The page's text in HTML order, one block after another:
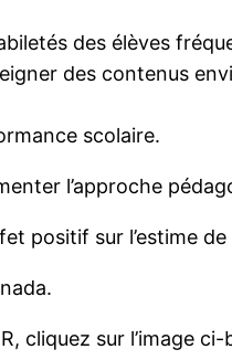
des élèves
des contenus
scolaire.
l’approche
positif sur l’estime
cliquez sur l’image ci-